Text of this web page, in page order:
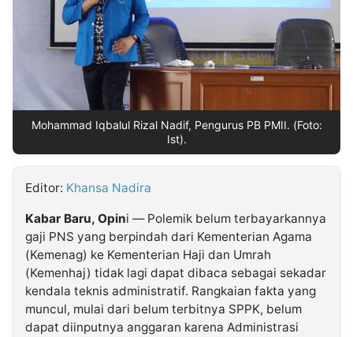
Dinamikapost.com
Seedbacklink
Kabarbaru.co
2026
Mohammad Iqbalul Rizal Nadif, Pengurus PB PMII. (Foto:
Ist).
Editor: Khansa Nadira
Kabar Baru, Opini — Polemik belum terbayarkannya
gaji PNS yang berpindah dari Kementerian Agama
(Kemenag) ke Kementerian Haji dan Umrah
(Kemenhaj) tidak lagi dapat dibaca sebagai sekadar
kendala teknis administratif. Rangkaian fakta yang
muncul, mulai dari belum terbitnya SPPK, belum
dapat diinputnya anggaran karena Administrasi